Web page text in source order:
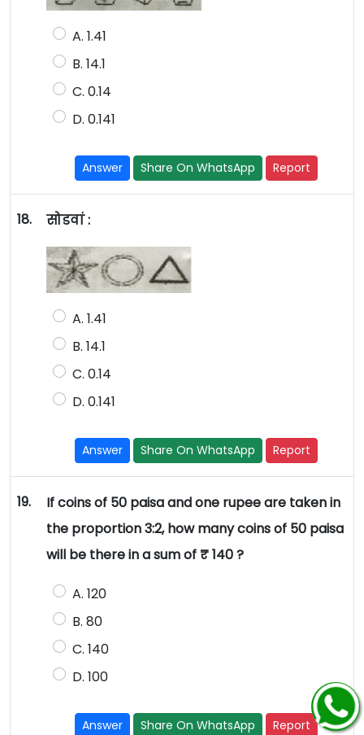
A. 1.41
B. 14.1
C. 0.14
D. 0.141
Answer Share On WhatsApp Report
18. सोडवां :
A. 1.41
B. 14.1
C. 0.14
D. 0.141
Answer Share On WhatsApp Report
19.
If coins of 50 paisa and one rupee are taken in
the proportion 3:2, how many coins of 50 paisa
will be there in a sum of ₹ 140 ?
A. 120
B. 80
C. 140
D. 100
Answer Share On WhatsApp Report